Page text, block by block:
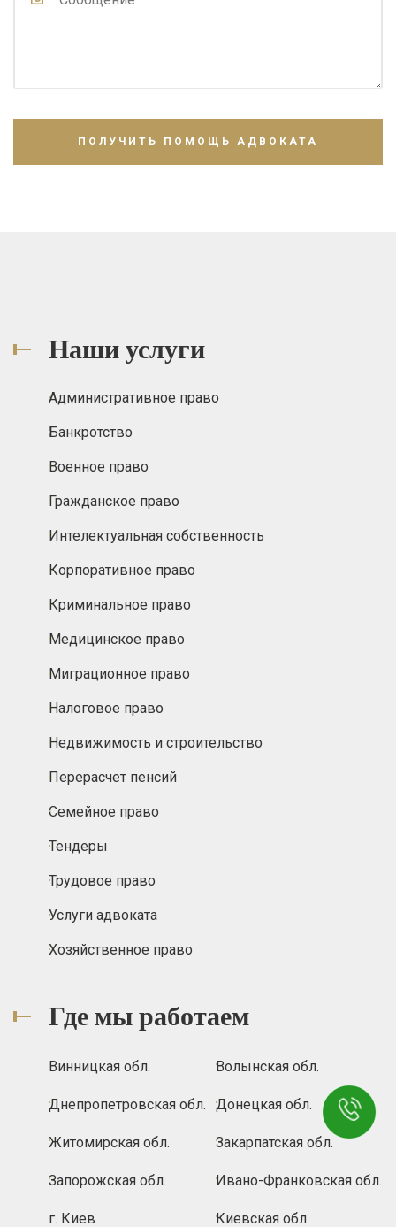
Наши услуги
Административное право
Банкротство
Военное право
Гражданское право
Интелектуальная собственность
Корпоративное право
Криминальное право
Медицинское право
Миграционное право
Налоговое право
Недвижимость и строительство
Перерасчет пенсий
Семейное право
Тендеры
Трудовое право
Услуги адвоката
Хозяйственное право
Где мы работаем
Винницкая обл. Волынская обл.
Днепропетровская обл. Донецкая обл.
Житомирская обл. Закарпатская обл.
Запорожская обл. Ивано-Франковская обл.
г. Киев Киевская обл.